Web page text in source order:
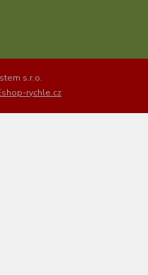
s.r.o.
rychle.cz